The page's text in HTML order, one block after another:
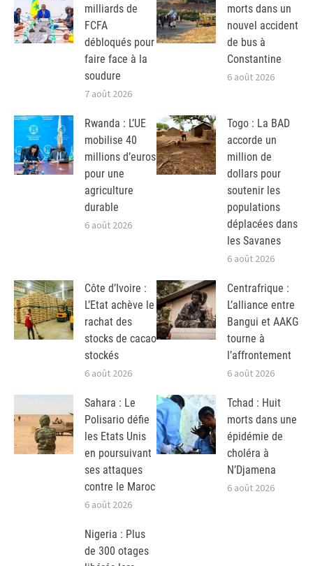
milliards de
FCFA
débloqués pour
faire face à la
soudure
7 août 2026
morts dans un
nouvel accident
de bus à
Constantine
6 août 2026
Rwanda : L’UE
mobilise 40
millions d’euros
pour une
agriculture
durable
6 août 2026
Togo : La BAD
accorde un
million de
dollars pour
soutenir les
populations
déplacées dans
les Savanes
6 août 2026
Côte d’Ivoire :
L’Etat achève le
rachat des
stocks de cacao
stockés
6 août 2026
Centrafrique :
L’alliance entre
Bangui et AAKG
tourne à
l’affrontement
6 août 2026
Sahara : Le
Polisario défie
les Etats Unis
en poursuivant
ses attaques
contre le Maroc
6 août 2026
Tchad : Huit
morts dans une
épidémie de
choléra à
N’Djamena
6 août 2026
Nigeria : Plus
de 300 otages